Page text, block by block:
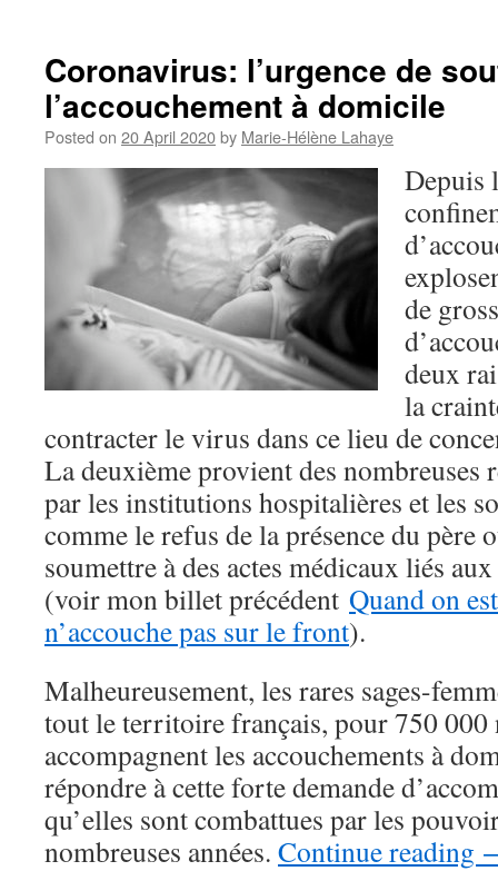
Coronavirus: l’urgence de
l’accouchement à domicile
Posted on 20 April 2020by Marie-Hélène Lahaye
Depuis
de
deux
la
contracter le virus dans ce lieu de
La deuxième provient des nombreuses
par les institutions hospitalières et les
comme le refus de la présence du père
soumettre à des actes médicaux liés
(voir mon billet précédent Quand on
n’accouche pas sur le front).
Malheureusement, les rares sages-
tout le territoire français, pour 750 000
accompagnent les accouchements à
répondre à cette forte demande
qu’elles sont combattues par les
nombreuses années. Continue reading